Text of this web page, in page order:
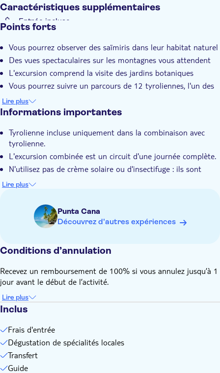
Monkeyland avec tour en buggy et tyrolienne (aventure triple)
Caractéristiques supplémentaires
Entrée incluse
Confirmation instantanée
Bon numérique
Pick-up à l'hôtel
Points forts
Vous pourrez observer des saïmiris dans leur habitat naturel
Des vues spectaculaires sur les montagnes vous attendent
L'excursion comprend la visite des jardins botaniques
Vous pourrez suivre un parcours de 12 tyroliennes, l'un des
plus longs des Caraïbes
Lire plus
Informations importantes
Tyrolienne incluse uniquement dans la combinaison avec
tyrolienne.
L'excursion combinée est un circuit d'une journée complète.
N'utilisez pas de crème solaire ou d'insectifuge : ils sont
nocifs pour les singes.
souffrant de problèmes de dos
Ne convient pas aux personnes souffrant de problèmes
cardiaques ou respiratoires.
de 18 ans à tout moment
sujets à changement
Apportez des chaussures appropriées
Lire plus
Punta Cana
Découvrez d'autres expériences
Conditions d’annulation
Recevez un remboursement de 100% si vous annulez jusqu’à 1
jour avant le début de l’activité.
Lire plus
Inclus
Frais d'entrée
Dégustation de spécialités locales
Transfert
Guide